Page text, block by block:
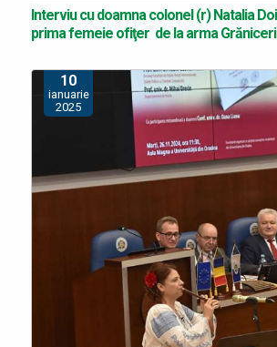
Interviu cu doamna colonel (r) Natalia
prima femeie ofiţer de la arma Grăniceri
10
ianuarie
2025